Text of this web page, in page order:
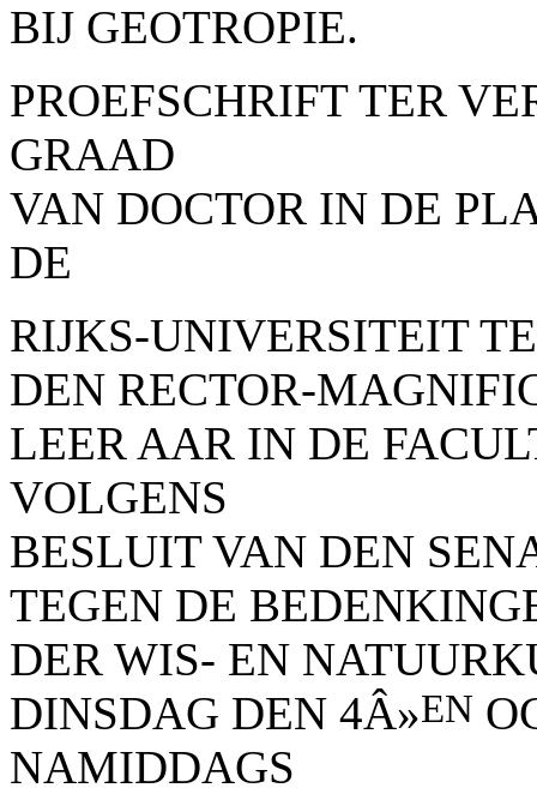
BIJ GEOTROPIE.
PROEFSCHRIFT TER
GRAAD
VAN DOCTOR IN DE
DE
RIJKS-UNIVERSITEIT TE
DEN RECTOR-
LEER AAR IN DE
VOLGENS
BESLUIT VAN DEN
TEGEN DE
DER WIS- EN
DINSDAG DEN 4Â»EN
NAMIDDAGS